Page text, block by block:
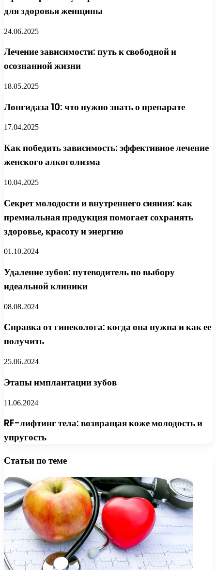
для здоровья женщины
24.06.2025
Лечение зависимости: путь к свободной и
осознанной жизни
18.05.2025
Лонгидаза 10: что нужно знать о препарате
17.04.2025
Как победить зависимость: эффективное лечение
женского алкоголизма
10.04.2025
Секрет молодости и внутреннего сияния: как
премиальная продукция помогает сохранять
здоровье, красоту и энергию
01.10.2024
Удаление зубов: путеводитель по выбору
идеальной клиники
08.08.2024
Справка от гинеколога: когда она нужна и как ее
получить
25.06.2024
Этапы имплантации зубов
11.06.2024
RF-лифтинг тела: возвращая коже молодость и
упругость
Статьи по теме